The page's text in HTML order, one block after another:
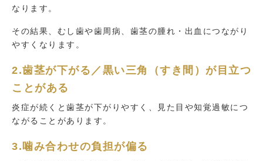
なります。
その結果、むし歯や歯周病、歯茎の腫れ・出血につながり
やすくなります。
2.歯茎が下がる／黒い三角（すき間）が目立つ
ことがある
炎症が続くと歯茎が下がりやすく、見た目や知覚過敏につ
ながることがあります。
3.噛み合わせの負担が偏る